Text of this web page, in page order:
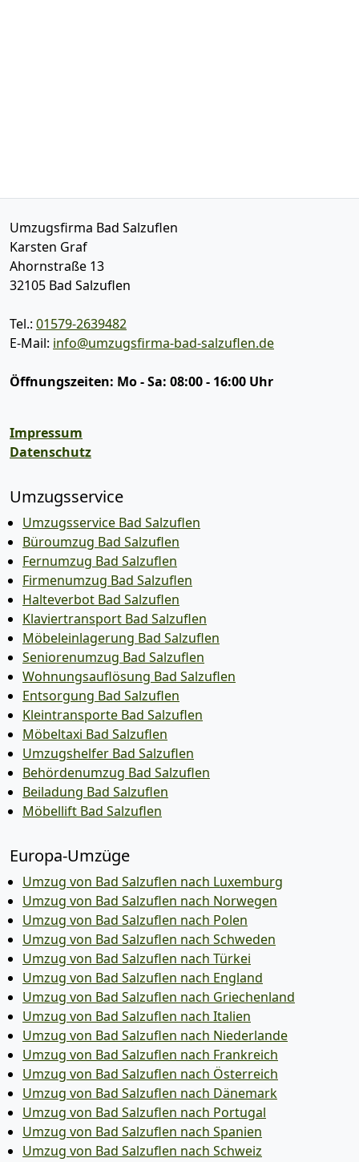
Umzugsfirma Bad Salzuflen
Karsten Graf
Ahornstraße 13
32105 Bad Salzuflen
Tel.: 01579-2639482
E-Mail: info@umzugsfirma-bad-salzuflen.de
Öffnungszeiten: Mo - Sa: 08:00 - 16:00 Uhr
Impressum
Datenschutz
Umzugsservice
Umzugsservice Bad Salzuflen
Büroumzug Bad Salzuflen
Fernumzug Bad Salzuflen
Firmenumzug Bad Salzuflen
Halteverbot Bad Salzuflen
Klaviertransport Bad Salzuflen
Möbeleinlagerung Bad Salzuflen
Seniorenumzug Bad Salzuflen
Wohnungsauflösung Bad Salzuflen
Entsorgung Bad Salzuflen
Kleintransporte Bad Salzuflen
Möbeltaxi Bad Salzuflen
Umzugshelfer Bad Salzuflen
Behördenumzug Bad Salzuflen
Beiladung Bad Salzuflen
Möbellift Bad Salzuflen
Europa-Umzüge
Umzug von Bad Salzuflen nach Luxemburg
Umzug von Bad Salzuflen nach Norwegen
Umzug von Bad Salzuflen nach Polen
Umzug von Bad Salzuflen nach Schweden
Umzug von Bad Salzuflen nach Türkei
Umzug von Bad Salzuflen nach England
Umzug von Bad Salzuflen nach Griechenland
Umzug von Bad Salzuflen nach Italien
Umzug von Bad Salzuflen nach Niederlande
Umzug von Bad Salzuflen nach Frankreich
Umzug von Bad Salzuflen nach Österreich
Umzug von Bad Salzuflen nach Dänemark
Umzug von Bad Salzuflen nach Portugal
Umzug von Bad Salzuflen nach Spanien
Umzug von Bad Salzuflen nach Schweiz